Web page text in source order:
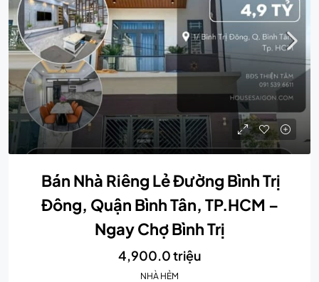
Bán Nhà Riêng Lẻ Đường Bình Trị
Đông, Quận Bình Tân, TP.HCM –
Ngay Chợ Bình Trị
4,900.0 triệu
NHÀ HẺM